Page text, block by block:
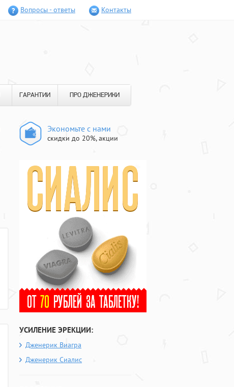
Вопросы - ответы Контакты
ГАРАНТИИ ПРО ДЖЕНЕРИКИ
Экономьте с нами
скидки до 20%, акции
УСИЛЕНИЕ ЭРЕКЦИИ:
Дженерик Виагра
Дженерик Сиалис